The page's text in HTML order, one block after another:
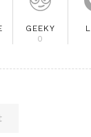
GEEKY
0